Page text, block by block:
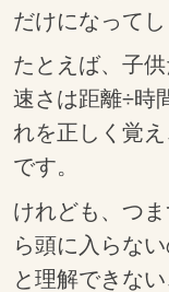
だけになって
たとえば、子
速さは距離÷時
れを正しく覚
です。
けれども、つ
ら頭に入らな
と理解できな